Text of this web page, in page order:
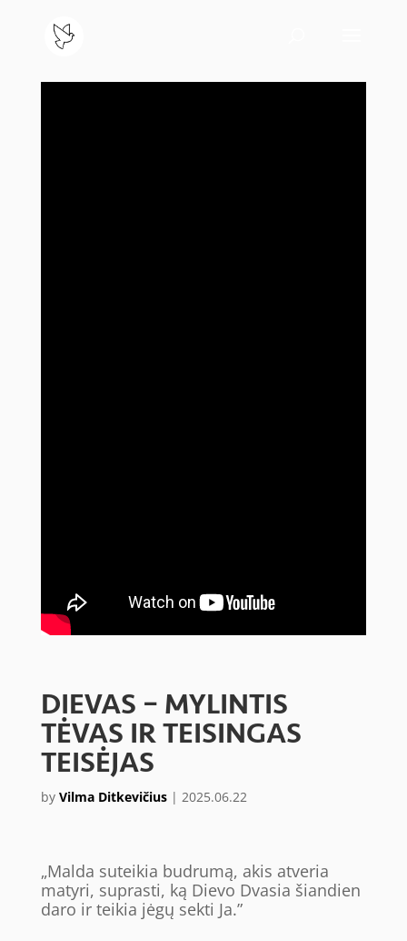
DIEVAS – MYLINTIS
TĖVAS IR TEISINGAS
TEISĖJAS
by Vilma Ditkevičius| 2025.06.22
„Malda suteikia budrumą, akis atveria
matyri, suprasti, ką Dievo Dvasia šiandien
daro ir teikia jėgų sekti Ja.”